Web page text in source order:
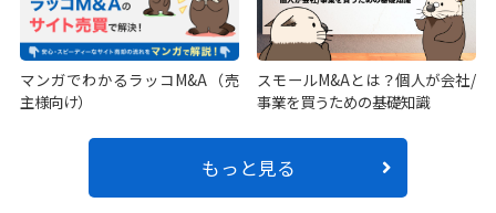
マンガでわかるラッコM&A（売
主様向け）
スモールM&Aとは？個人が会社/
事業を買うための基礎知識
もっと見る